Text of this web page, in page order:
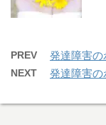
PREV 発達障害の
NEXT 発達障害